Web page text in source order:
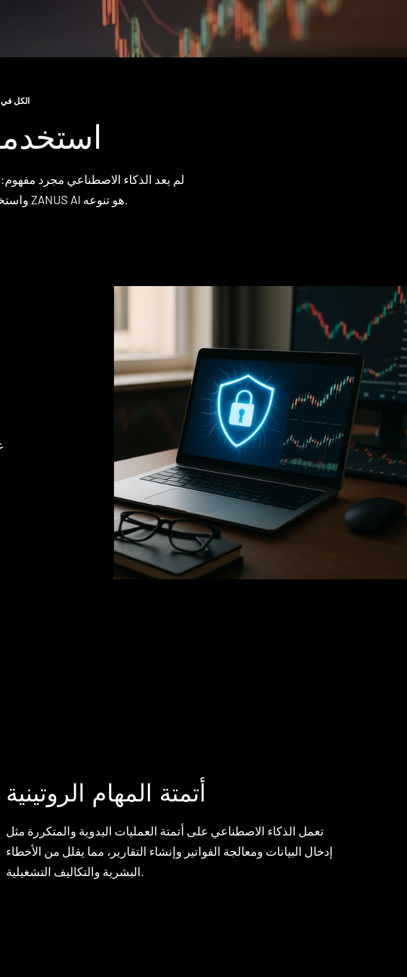
الكل
لم يعد الذكاء الاصطناعي مجرد
واستخدامه على الفور. ما يميز ZANUS AI هو تنوعه.
أتمتة المهام الروتينية
تعمل الذكاء الاصطناعي على أتمتة العمليات اليدوية والمتكررة مثل
إدخال البيانات ومعالجة الفواتير وإنشاء التقارير، مما يقلل من الأخطاء